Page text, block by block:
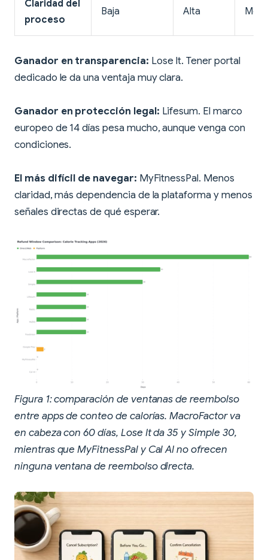
Claridad del
proceso
Baja Alta
Ganador en transparencia: Lose It. Tener portal
dedicado le da una ventaja muy clara.
Ganador en protección legal: Lifesum. El marco
europeo de 14 días pesa mucho, aunque venga con
condiciones.
El más difícil de navegar: MyFitnessPal. Menos
claridad, más dependencia de la plataforma y menos
señales directas de qué esperar.
Figura 1: comparación de ventanas de reembolso
entre apps de conteo de calorías. MacroFactor va
en cabeza con 60 días, Lose It da 35 y Simple 30,
mientras que MyFitnessPal y Cal AI no ofrecen
ninguna ventana de reembolso directa.